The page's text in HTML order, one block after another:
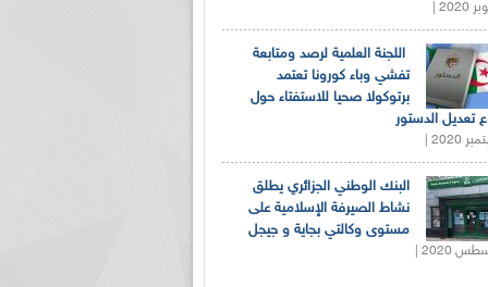
اللجنة العلمية لرصد ومتابعة
تفشي وباء كورونا تعتمد
برتوكولا صحيا للاستفتاء حول
تعديل الدستور
البنك الوطني الجزائري يطلق
نشاط الصيرفة الإسلامية على
مستوى وكالتي بجاية و جيجل